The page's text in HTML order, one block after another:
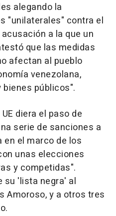
alegando la
"unilaterales" contra el
a la que un
que las medidas
afectan al pueblo
venezolana,
públicos".
diera el paso de
serie de sanciones a
en el marco de los
unas elecciones
y competidas".
su 'lista negra' al
Amoroso, y a otros tres